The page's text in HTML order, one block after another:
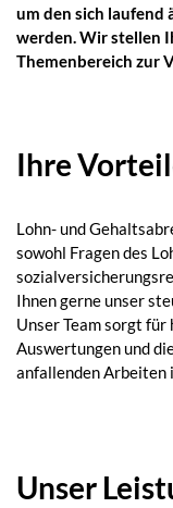
um den sich laufend
werden. Wir stellen
Themenbereich zur
Ihre
Lohn- und
sowohl Fragen des
Ihnen gerne unser
Unser Team sorgt
Auswertungen und
anfallenden Arbeiten
Unser